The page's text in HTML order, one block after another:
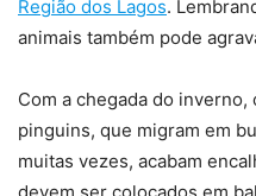
Região dos Lagos.
animais também pode
Com a chegada do inverno,
pinguins, que migram em
muitas vezes, acabam